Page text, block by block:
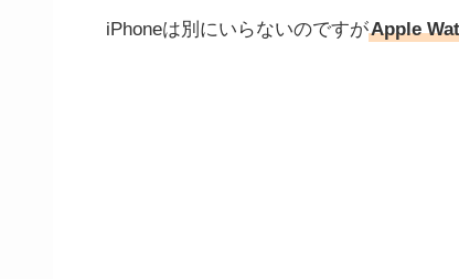
iPhoneは別にいらないのですがApple